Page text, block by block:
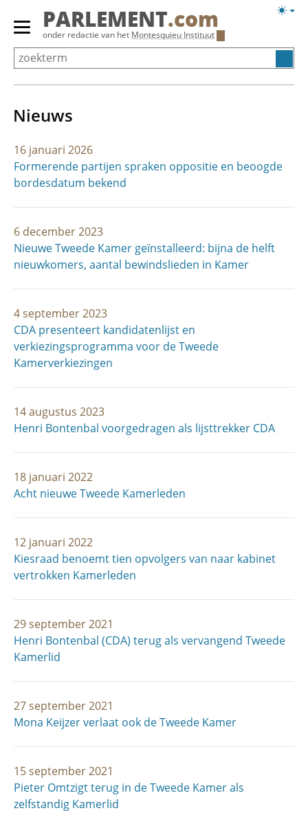
Overslaan
Primair
menu
tonen/verbergen
PARLEMENT.com
onder redactie van het Montesquieu Instituut
Nieuws
16 januari 2026
Formerende partijen spraken oppositie en beoogde
bordesdatum bekend
6 december 2023
Nieuwe Tweede Kamer geïnstalleerd: bijna de helft
nieuwkomers, aantal bewindslieden in Kamer
4 september 2023
CDA presenteert kandidatenlijst en
verkiezingsprogramma voor de Tweede
Kamerverkiezingen
14 augustus 2023
Henri Bontenbal voorgedragen als lijsttrekker CDA
18 januari 2022
Acht nieuwe Tweede Kamerleden
12 januari 2022
Kiesraad benoemt tien opvolgers van naar kabinet
vertrokken Kamerleden
29 september 2021
Henri Bontenbal (CDA) terug als vervangend Tweede
Kamerlid
27 september 2021
Mona Keijzer verlaat ook de Tweede Kamer
15 september 2021
Pieter Omtzigt terug in de Tweede Kamer als
zelfstandig Kamerlid